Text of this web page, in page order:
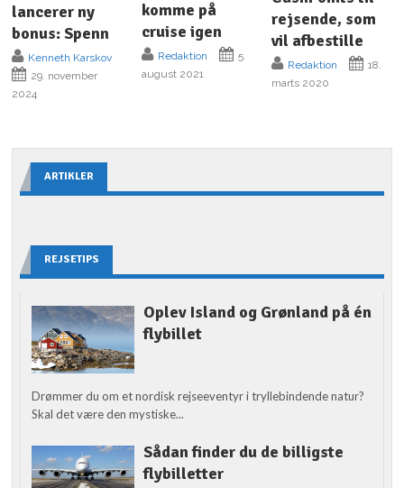
lancerer ny
bonus: Spenn
Kenneth Karskov
29. november
2024
komme på
cruise igen
Redaktion
5.
august 2021
rejsende, som
vil afbestille
Redaktion
18.
marts 2020
ARTIKLER
REJSETIPS
Oplev Island og Grønland på én
flybillet
Drømmer du om et nordisk rejseeventyr i tryllebindende natur?
Skal det være den mystiske...
Sådan finder du de billigste
flybilletter